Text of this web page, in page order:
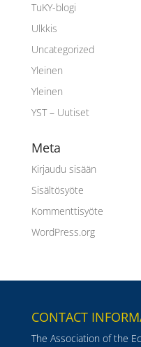
TuKY-blogi
Ulkkis
Uncategorized
Yleinen
Yleinen
YST – Uutiset
Meta
Kirjaudu sisään
Sisältösyöte
Kommenttisyöte
WordPress.org
CONTACT
The Association of the